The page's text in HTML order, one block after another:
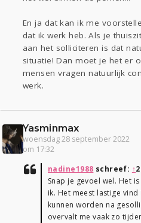
En ja dat kan ik me
dat ik werk heb. Als je
aan het solliciteren is dat
situatie! Dan moet je het er
mensen vragen natuurlijk
werk.
Yasminmax
woensdag 28 september 2022
om 17:32
nadine1988 schreef: ↑
Snap je gevoel wel. Het
ik. Het meest lastige
kunnen worden na
overvalt me vaak zo